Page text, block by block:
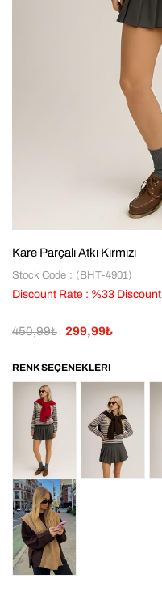
Kare Parçalı Atkı Kırmızı
Stock Code (BHT-4901)
Discount Rate : %33 Discount
450,99₺ 299,99₺